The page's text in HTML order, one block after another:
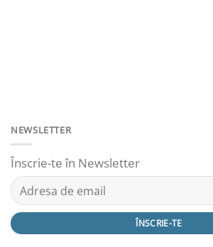
NEWSLETTER
Înscrie-te în Newsletter